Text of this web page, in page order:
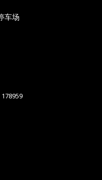
车场